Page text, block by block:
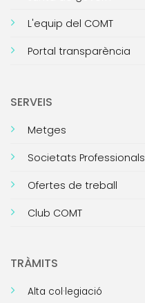
L'equip del COMT
Portal transparència
SERVEIS
Metges
Societats Professionals
Ofertes de treball
Club COMT
TRÀMITS
Alta col·legiació